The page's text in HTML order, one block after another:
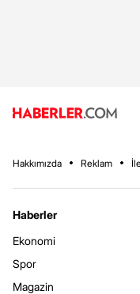
Hakkımızda Reklam
Haberler
Ekonomi
Spor
Magazin